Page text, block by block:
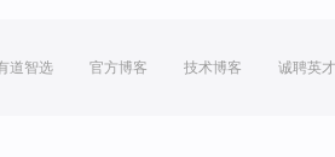
道智选 官方博客 技术博客 诚聘英才